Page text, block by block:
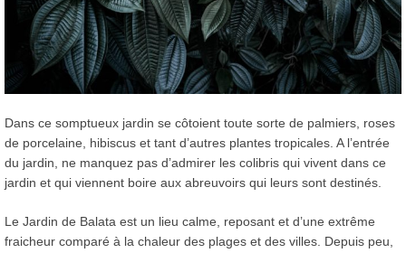
Dans ce somptueux jardin se côtoient toute sorte de palmiers, roses
de porcelaine, hibiscus et tant d’autres plantes tropicales. A l’entrée
du jardin, ne manquez pas d’admirer les colibris qui vivent dans ce
jardin et qui viennent boire aux abreuvoirs qui leurs sont destinés.
Le Jardin de Balata est un lieu calme, reposant et d’une extrême
fraicheur comparé à la chaleur des plages et des villes. Depuis peu,